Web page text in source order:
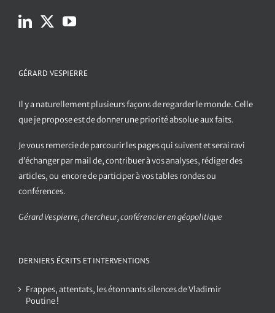
GÉRARD VESPIERRE
Il y a naturellement plusieurs façons de regarder le monde. Celle
que je propose est de donner une priorité absolue aux faits.
Je vous remercie de parcourir les pages qui suivent et serai ravi
d’échanger par mail de, contribuer à vos analyses, rédiger des
articles, ou encore de participer à vos tables rondes ou
conférences.
Gérard Vespierre, chercheur, conférencier en géopolitique
DERNIERS ÉCRITS ET INTERVENTIONS
Frappes, attentats, les étonnants silences de Vladimir
Poutine !